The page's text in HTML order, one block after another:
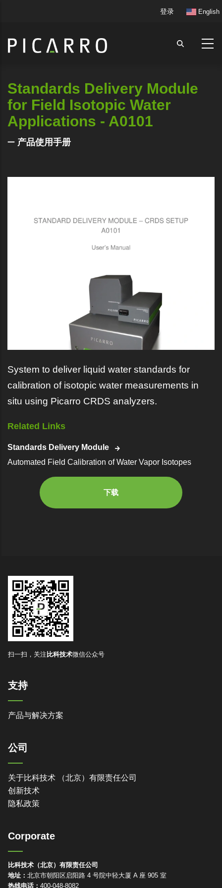
User
登录 English
Standards Delivery Module
for Field Isotopic Water
Applications - A0101
产品使用手册
System to deliver liquid water standards for
calibration of isotopic water measurements in
situ using Picarro CRDS analyzers.
Related Links
Standards Delivery Module
Automated Field Calibration of Water Vapor Isotopes
下载
扫一扫，关注 比科技术微信公众号
支持
产品与解决方案
公司
关于比科技术 （北京）有限责任公司
创新技术
隐私政策
Corporate
比科技术（北京）有限责任公司
地址： 北京市朝阳区启阳路 4 号院中轻大厦 A 座 905 室
热线电话： 400-048-8082